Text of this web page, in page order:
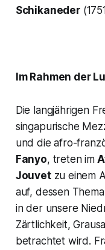
Schikaneder
Im Rahmen der
Die langjährigen
singapurische
und die afro-
Fanyo, treten im
Jouvetzu einem
auf, dessen Thema
in der unsere
Zärtlichkeit,
betrachtet wird.